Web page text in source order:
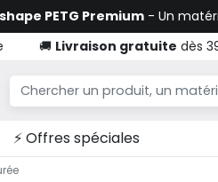
PETG Premium - Un
🚚 Livraison gratuite dès
⚡ Offres spéciales